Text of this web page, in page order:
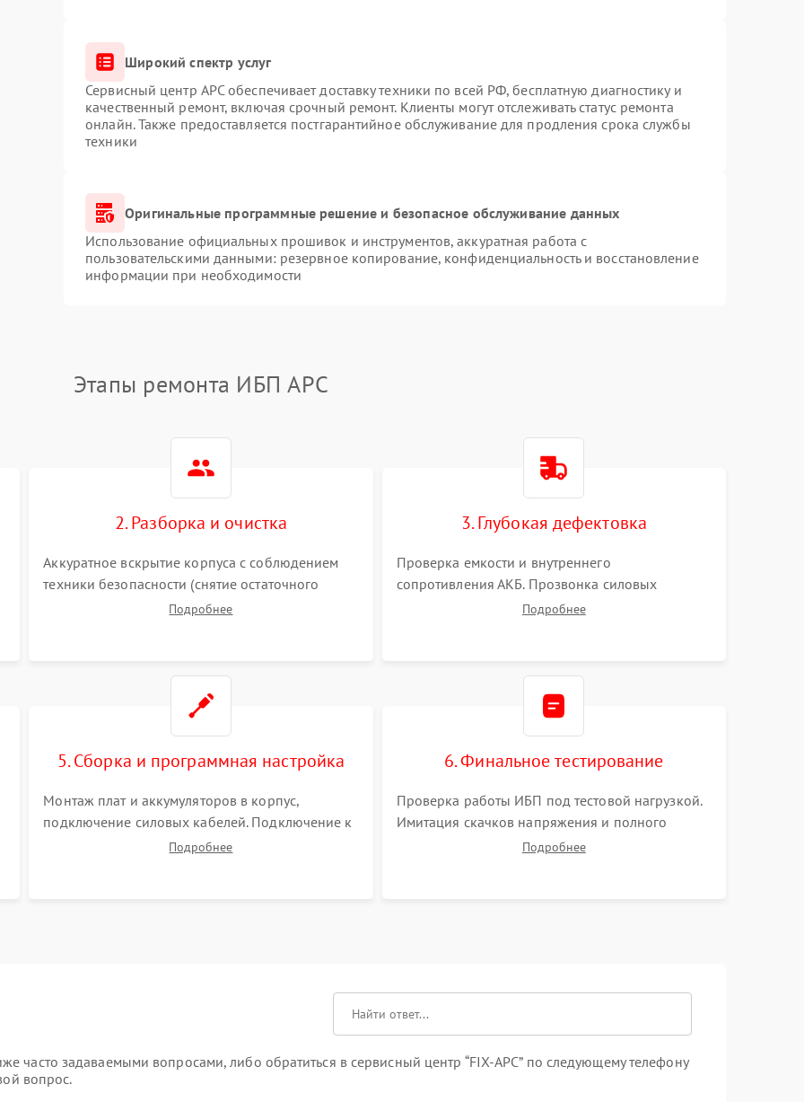
Широкий спектр услуг
Сервисный центр APC обеспечивает доставку техники по всей РФ, бесплатную диагностику и
качественный ремонт, включая срочный ремонт. Клиенты могут отслеживать статус ремонта
онлайн. Также предоставляется постгарантийное обслуживание для продления срока службы
техники
Оригинальные программные решение и безопасное обслуживание данных
Использование официальных прошивок и инструментов, аккуратная работа с
пользовательскими данными: резервное копирование, конфиденциальность и восстановление
информации при необходимости
Этапы ремонта ИБП APC
2. Разборка и очистка
Аккуратное вскрытие корпуса с соблюдением
техники безопасности (снятие остаточного
заряда). Очистка плат, радиаторов и кулеров от
Подробнее
3. Глубокая дефектовка
Проверка емкости и внутреннего
сопротивления АКБ. Прозвонка силовых
транзисторов инвертора, диодов, реле
Подробнее
5. Сборка и программная настройка
Монтаж плат и аккумуляторов в корпус,
подключение силовых кабелей. Подключение к
ПК для программной калибровки констант
Подробнее
6. Финальное тестирование
Проверка работы ИБП под тестовой нагрузкой.
Имитация скачков напряжения и полного
отключения сети. Контроль времени автономной
Подробнее
часто задаваемыми вопросами, либо обратиться в сервисный центр “FIX-APC” по следующему телефону
вопрос.